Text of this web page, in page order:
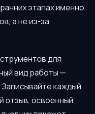
этапах именно
а не из-за
для
вид работы —
каждый
отзыв, освоенный